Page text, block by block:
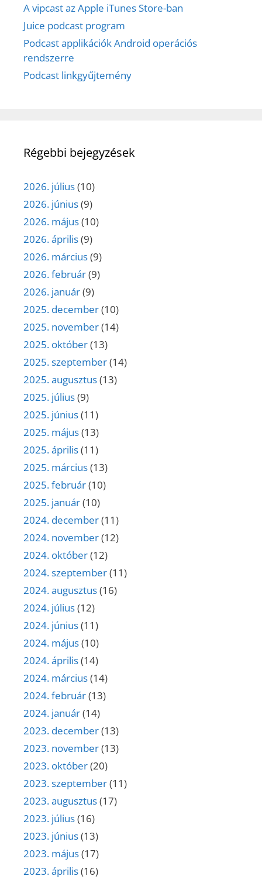
A vipcast az Apple iTunes Store-ban
Juice podcast program
Podcast applikációk Android operációs
rendszerre
Podcast linkgyűjtemény
Régebbi bejegyzések
2026. július(10)
2026. június(9)
2026. május(10)
2026. április(9)
2026. március(9)
2026. február(9)
2026. január(9)
2025. december(10)
2025. november(14)
2025. október(13)
2025. szeptember(14)
2025. augusztus(13)
2025. július(9)
2025. június(11)
2025. május(13)
2025. április(11)
2025. március(13)
2025. február(10)
2025. január(10)
2024. december(11)
2024. november(12)
2024. október(12)
2024. szeptember(11)
2024. augusztus(16)
2024. július(12)
2024. június(11)
2024. május(10)
2024. április(14)
2024. március(14)
2024. február(13)
2024. január(14)
2023. december(13)
2023. november(13)
2023. október(20)
2023. szeptember(11)
2023. augusztus(17)
2023. július(16)
2023. június(13)
2023. május(17)
2023. április(16)